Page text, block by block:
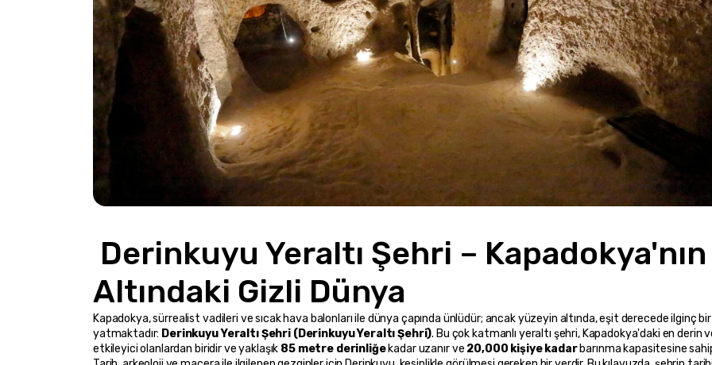
Altındaki Gizli Dünya
Kapadokya, sürrealist vadileri ve sıcak hava balonları ile dünya çapında ünlüdür; ancak yüzeyin altında, eşit derecede ilginç
yatmaktadır: Derinkuyu Yeraltı Şehri (Derinkuyu Yeraltı Şehri). Bu çok katmanlı yeraltı şehri, Kapadokya'daki en derin
etkileyici olanlardan biridir ve yaklaşık 85 metre derinliğe kadar uzanır ve 20,000 kişiye kadar barınma kapasitesine